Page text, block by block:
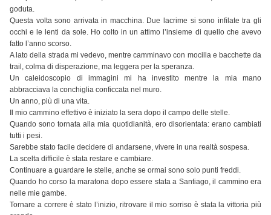
goduta.
Questa volta sono arrivata in macchina. Due lacrime si sono infilate tra gli
occhi e le lenti da sole. Ho colto in un attimo l’insieme di quello che avevo
fatto l’anno scorso.
A lato della strada mi vedevo, mentre camminavo con mocilla e bacchette da
trail, colma di disperazione, ma leggera per la speranza.
Un caleidoscopio di immagini mi ha investito mentre la mia mano
abbracciava la conchiglia conficcata nel muro.
Un anno, più di una vita.
Il mio cammino effettivo è iniziato la sera dopo il campo delle stelle.
Quando sono tornata alla mia quotidianità, ero disorientata: erano cambiati
tutti i pesi.
Sarebbe stato facile decidere di andarsene, vivere in una realtà sospesa.
La scelta difficile è stata restare e cambiare.
Continuare a guardare le stelle, anche se ormai sono solo punti freddi.
Quando ho corso la maratona dopo essere stata a Santiago, il cammino era
nelle mie gambe.
Tornare a correre è stato l’inizio, ritrovare il mio sorriso è stata la vittoria più